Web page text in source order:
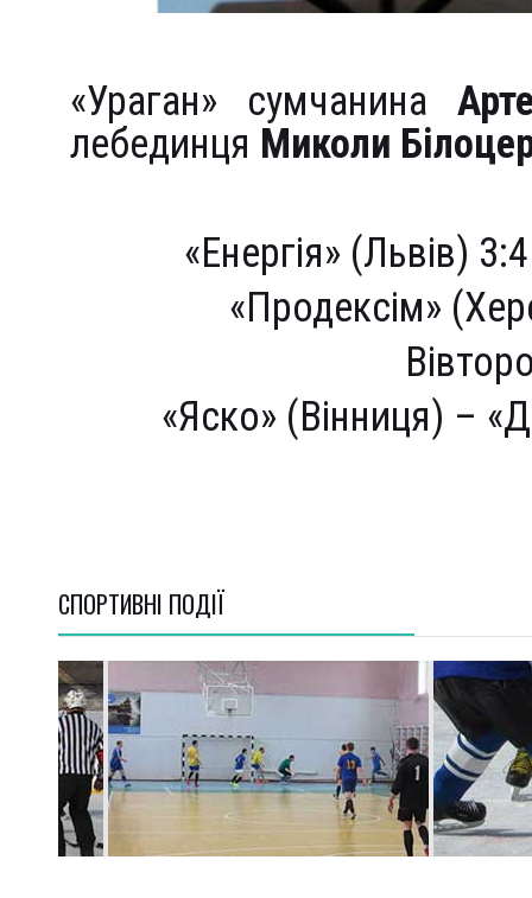
«Ураган» сумчанина
лебединця Миколи
«Енергія» (Львів)
«Продексім»
«Яско» (Вінниця) –
СПОРТИВНI ПОДІЇ